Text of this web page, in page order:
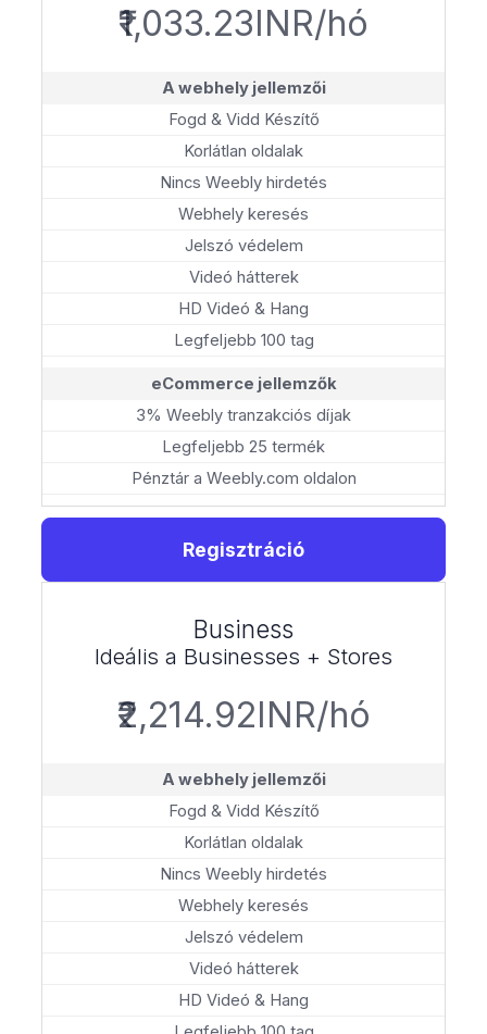
₹1,033.23INR/hó
A webhely jellemzői
Fogd & Vidd Készítő
Korlátlan oldalak
Nincs Weebly hirdetés
Webhely keresés
Jelszó védelem
Videó hátterek
HD Videó & Hang
Legfeljebb 100 tag
eCommerce jellemzők
3% Weebly tranzakciós díjak
Legfeljebb 25 termék
Pénztár a Weebly.com oldalon
Regisztráció
Business
Ideális a Businesses + Stores
₹2,214.92INR/hó
A webhely jellemzői
Fogd & Vidd Készítő
Korlátlan oldalak
Nincs Weebly hirdetés
Webhely keresés
Jelszó védelem
Videó hátterek
HD Videó & Hang